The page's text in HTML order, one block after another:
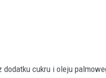
dodatku cukru i oleju